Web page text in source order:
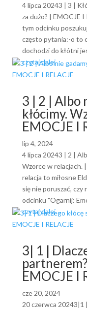
4 lipca 20243 | 3 |
za dużo? | EMOCJE
tym odcinku
często pytania:-o to
dochodzi do kłótni
czytaj dalej
3 | 2 | Albo
kłócimy.
EMOCJE I
lip 4, 2024
4 lipca 20243 | 2 |
Wzorce w relacjach.
relacja to miłosne
się nie poruszać, czy
odcinku "Ogarnij:
czytaj dalej
3| 1 |
EMOCJE I
cze 20, 2024
20 czerwca 20243|1